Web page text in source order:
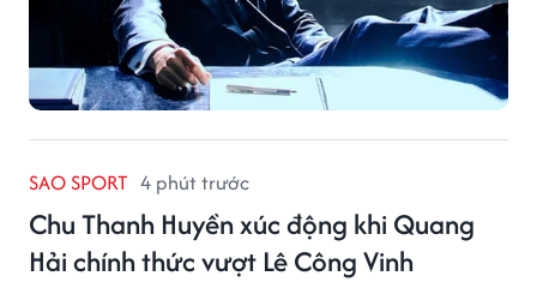
SAO SPORT 4 phút trước
Chu Thanh Huyền xúc động khi Quang
Hải chính thức vượt Lê Công Vinh